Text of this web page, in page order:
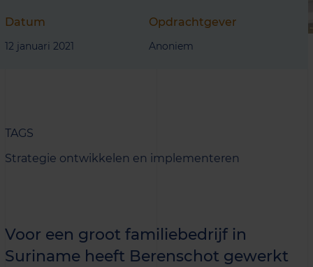
Datum
12 januari 2021
Opdrachtgever
Anoniem
TAGS
Strategie ontwikkelen en implementeren
Voor een groot familiebedrijf in
Suriname heeft Berenschot gewerkt